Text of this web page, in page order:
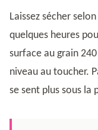
Laissez sécher
quelques heures
surface au grain
niveau au toucher.
se sent plus sous la